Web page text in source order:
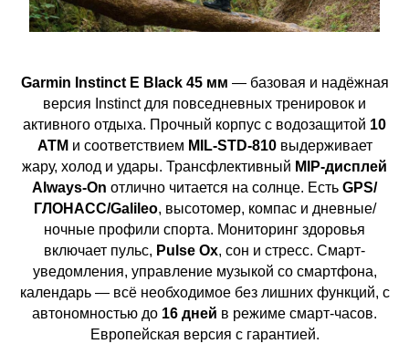
Garmin Instinct E Black 45 мм — базовая и надёжная
версия Instinct для повседневных тренировок и
активного отдыха. Прочный корпус с водозащитой 10
ATM и соответствием MIL-STD-810выдерживает
жару, холод и удары. Трансфлективный MIP-дисплей
Always-On отлично читается на солнце. Есть GPS/
ГЛОНАСС/Galileo, высотомер, компас и дневные/
ночные профили спорта. Мониторинг здоровья
включает пульс, Pulse Ox, сон и стресс. Смарт-
уведомления, управление музыкой со смартфона,
календарь — всё необходимое без лишних функций, с
автономностью до 16 дней в режиме смарт-часов.
Европейская версия с гарантией.